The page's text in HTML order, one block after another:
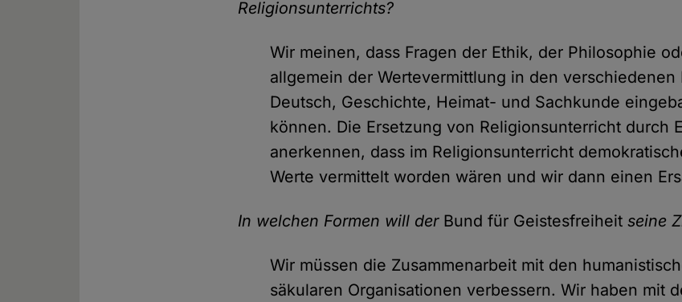
Religionsunterrichts?
Wir meinen, dass Fragen der Ethik, der Philosophie
allgemein der Wertevermittlung in den verschiedenen
Deutsch, Geschichte, Heimat- und Sachkunde
können. Die Ersetzung von Religionsunterricht durch
anerkennen, dass im Religionsunterricht
Werte vermittelt worden wären und wir dann einen
In welchen Formen will der Bund für Geistesfreiheit seine
Wir müssen die Zusammenarbeit mit den
säkularen Organisationen verbessern. Wir haben mit